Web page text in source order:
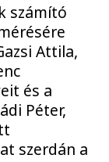
számító
Attila,
és a
Péter,
szerdán a